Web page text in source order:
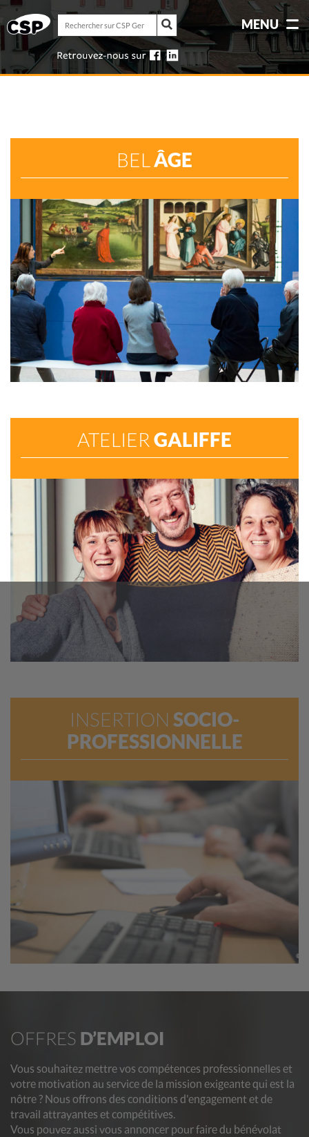
Rechercher
sur
CSP
Genève
Rechercher
CSP
Genève
MENU
BELÂGE
ATELIER GALIFFE
INSERTION SOCIO-
PROFESSIONNELLE
OFFRES D’EMPLOI
Vous souhaitez mettre vos compétences professionnelles et
votre motivation au service de la mission exigeante qui est la
nôtre ? Nous offrons des conditions d'engagement et de
travail attrayantes et compétitives.
Vous pouvez aussi vous annoncer pour faire du bénévolat